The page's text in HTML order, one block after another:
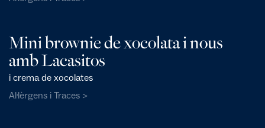
Mini brownie de xocolata i nous
amb Lacasitos
i crema de xocolates
Al·lèrgens i Traces >